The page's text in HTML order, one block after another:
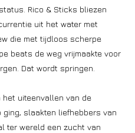
Rico & Sticks bliezen
uit het water met
die met tijdloos scherpe
beats de weg vrijmaakte voor
Dat wordt springen.
het uiteenvallen van de
slaakten liefhebbers van
ter wereld een zucht van